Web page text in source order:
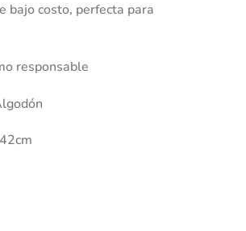
bajo costo, perfecta para
responsable